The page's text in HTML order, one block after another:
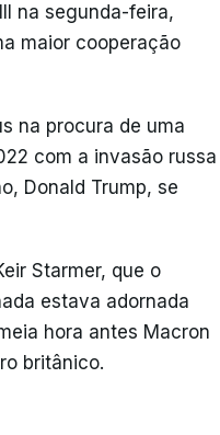
na segunda-feira,
maior cooperação
na procura de uma
com a invasão russa
Donald Trump, se
Starmer, que o
estava adornada
hora antes Macron
britânico.